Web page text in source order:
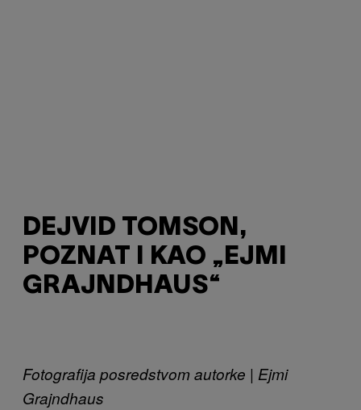
DEJVID TOMSON,
POZNAT I KAO „EJMI
GRAJNDHAUS“
Fotografija posredstvom autorke | Ejmi
Grajndhaus